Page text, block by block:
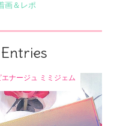
画＆レポ
エナージュ ミミジェム